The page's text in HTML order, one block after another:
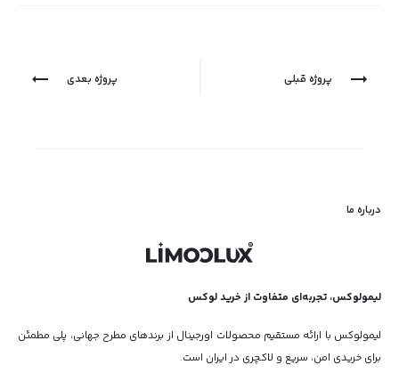
ناوبریپروژه قبلی پروژه بعدی
درباره ما
لیمولوکس، تجربه‌ای متفاوت از خرید لوکس
لیمولوکس با ارائه مستقیم محصولات اورجینال از برندهای مطرح جهانی، پلی مطمئن
برای خریدی امن، سریع و لاکچری در ایران است.